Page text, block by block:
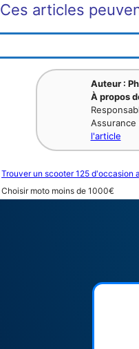
Ces articles
Auteur :
À propos
Assurance
l'article
Trouver un scooter 125 d'occasion
Choisir moto moins de 1000€